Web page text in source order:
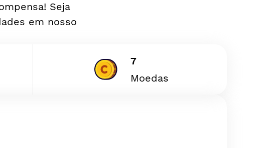
Seja
em nosso
7
Moedas